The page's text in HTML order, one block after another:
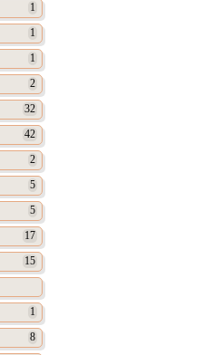
1
1
1
2
32
42
2
5
5
17
15
1
8